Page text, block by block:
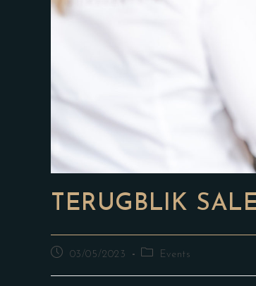
TERUGBLIK
03/05/2023 Events